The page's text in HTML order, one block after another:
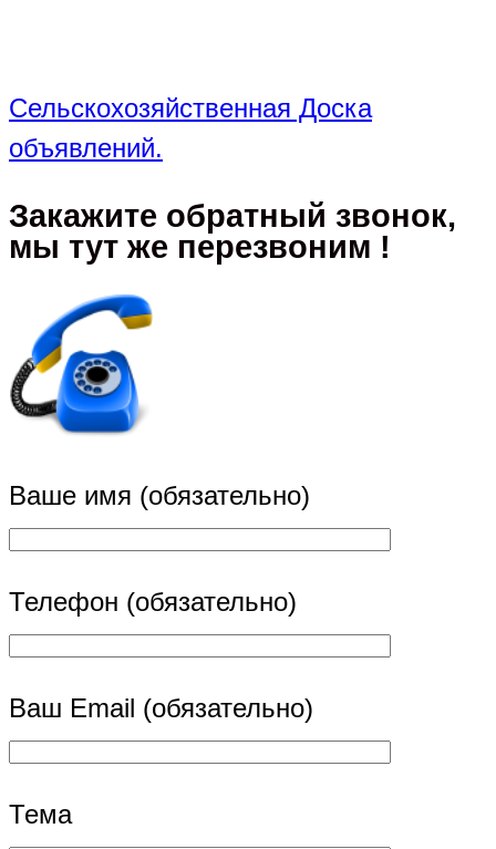
Сельскохозяйственная Доска
объявлений.
Закажите обратный звонок,
мы тут же перезвоним !
Ваше имя (обязательно)
Телефон (обязательно)
Ваш Email (обязательно)
Тема